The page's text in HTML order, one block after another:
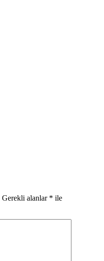
Gerekli alanlar * ile